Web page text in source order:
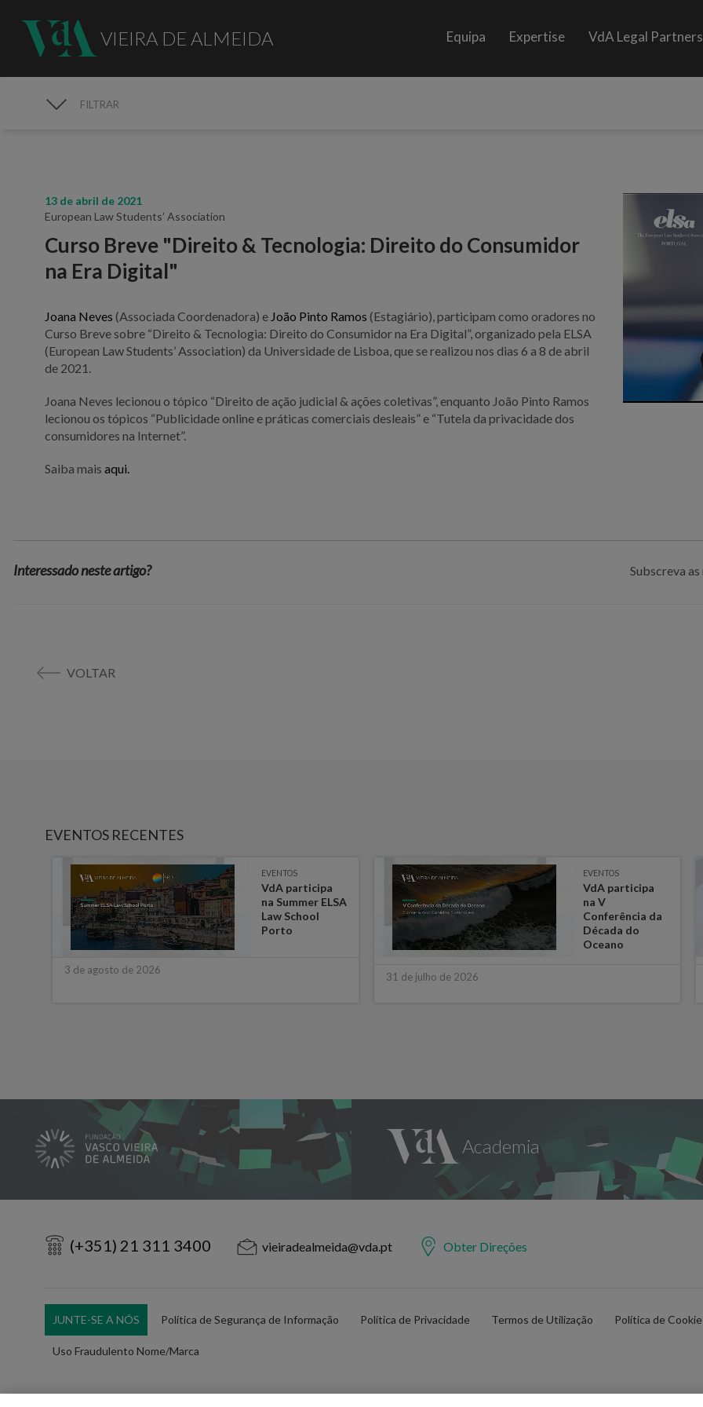
VIEIRA DE ALMEIDA Equipa Expertise VdA Legal Partners
FILTRAR
13 de abril de 2021
European Law Students’ Association
Curso Breve "Direito & Tecnologia: Direito do Consumidor
na Era Digital"
Joana Neves (Associada Coordenadora) e João Pinto Ramos (Estagiário), participam como oradores no
Curso Breve sobre “Direito & Tecnologia: Direito do Consumidor na Era Digital”, organizado pela ELSA
(European Law Students’ Association) da Universidade de Lisboa, que se realizou nos dias 6 a 8 de abril
de 2021.
Joana Neves lecionou o tópico “Direito de ação judicial & ações coletivas”, enquanto João Pinto Ramos
lecionou os tópicos “Publicidade online e práticas comerciais desleais” e “Tutela da privacidade dos
consumidores na Internet”.
Saiba maisaqui.
Interessado neste artigo? Subscreva
VOLTAR
EVENTOS RECENTES
EVENTOS
VdA participa
na Summer ELSA
Law School
Porto
3 de agosto de 2026
EVENTOS
VdA participa
na V
Conferência da
Década do
Oceano
31 de julho de 2026
(+351) 21 311 3400 vieiradealmeida@vda.pt Obter Direções
JUNTE-SE A NÓS Política de Segurança de Informação Política de Privacidade Termos de Utilização Política de
Uso Fraudulento Nome/Marca